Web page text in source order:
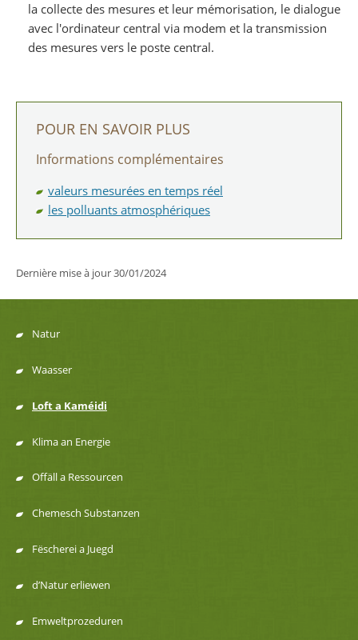
la collecte des mesures et leur mémorisation, le dialogue
avec l'ordinateur central via modem et la transmission
des mesures vers le poste central.
POUR EN SAVOIR PLUS
Informations complémentaires
valeurs mesurées en temps réel
les polluants atmosphériques
Dernière mise à jour30/01/2024
Menu
de
navigation
Natur
Waasser
Loft a Kaméidi
Klima an Energie
Offäll a Ressourcen
Chemesch Substanzen
Fëscherei a Juegd
d’Natur erliewen
Emweltprozeduren